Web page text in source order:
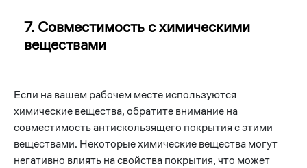
7. Совместимость с химическими
веществами
Если на вашем рабочем месте используются
химические вещества, обратите внимание на
совместимость антискользящего покрытия с этими
веществами. Некоторые химические вещества могут
негативно влиять на свойства покрытия, что может